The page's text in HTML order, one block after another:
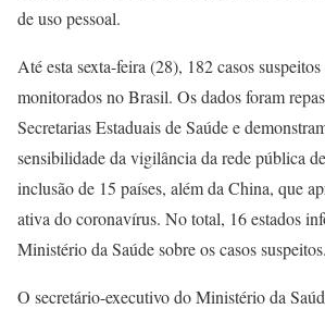
de uso pessoal.
Até esta sexta-feira (28), 182 casos
monitorados no Brasil. Os dados foram
Secretarias Estaduais de Saúde e
sensibilidade da vigilância da rede pública
inclusão de 15 países, além da China, que
ativa do coronavírus. No total, 16 estados
Ministério da Saúde sobre os casos suspeitos.
O secretário-executivo do Ministério da